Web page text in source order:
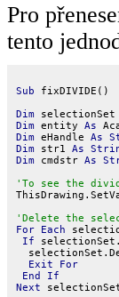
Pro
tento
Sub fixDIVIDE()
Dim selectionSet
Dim entity As
Dim eHandle As
Dim str1 As
Dim cmdstr As
'To see the
'Delete the
For Each
If
Exit For
End If
Next